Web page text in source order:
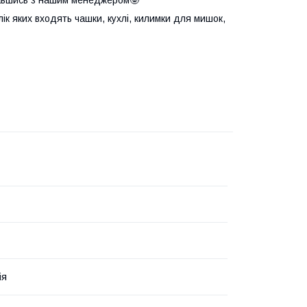
яких входять чашки, кухлі, килимки для мишок,